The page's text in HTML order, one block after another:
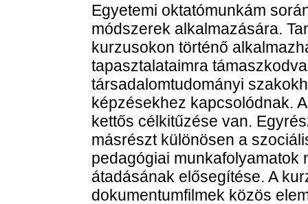
Egyetemi oktatómunkám
módszerek alkalmazására.
kurzusokon történő
tapasztalataimra
társadalomtudományi
képzésekhez kapcsolódnak.
kettős célkitűzése van.
másrészt különösen a
pedagógiai munkafolyamatok
átadásának elősegítése. A
dokumentumfilmek közös